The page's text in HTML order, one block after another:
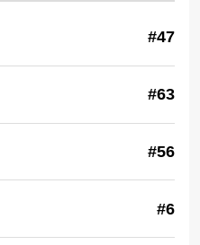
#47
#63
#56
#6